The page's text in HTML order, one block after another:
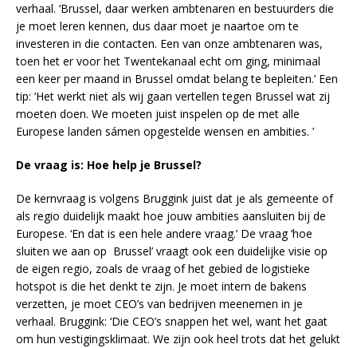
verhaal. ‘Brussel, daar werken ambtenaren en bestuurders die
je moet leren kennen, dus daar moet je naartoe om te
investeren in die contacten. Een van onze ambtenaren was,
toen het er voor het Twentekanaal echt om ging, minimaal
een keer per maand in Brussel omdat belang te bepleiten.’ Een
tip: ‘Het werkt niet als wij gaan vertellen tegen Brussel wat zij
moeten doen. We moeten juist inspelen op de met alle
Europese landen sámen opgestelde wensen en ambities. ’
De vraag is: Hoe help je Brussel?
De kernvraag is volgens Bruggink juist dat je als gemeente of
als regio duidelijk maakt hoe jouw ambities aansluiten bij de
Europese. ‘En dat is een hele andere vraag.’ De vraag ‘hoe
sluiten we aan op Brussel’ vraagt ook een duidelijke visie op
de eigen regio, zoals de vraag of het gebied de logistieke
hotspot is die het denkt te zijn. Je moet intern de bakens
verzetten, je moet CEO’s van bedrijven meenemen in je
verhaal. Bruggink: ‘Die CEO’s snappen het wel, want het gaat
om hun vestigingsklimaat. We zijn ook heel trots dat het gelukt